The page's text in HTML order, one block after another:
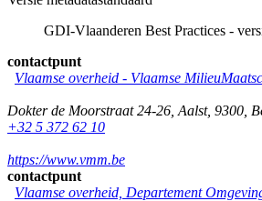
GDI-Vlaanderen Best Practices -
contactpunt
Vlaamse overheid - Vlaamse
Dokter de Moorstraat 24-26 Aalst, 9300
+32 5 372 62 10
https://www.vmm.be
contactpunt
Vlaamse overheid, Departement